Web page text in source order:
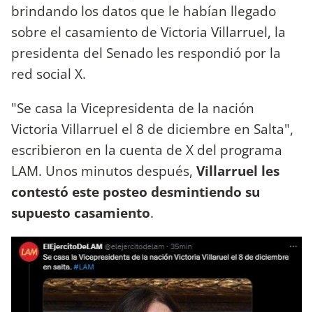
brindando los datos que le habían llegado
sobre el casamiento de Victoria Villarruel, la
presidenta del Senado les respondió por la
red social X.
"Se casa la Vicepresidenta de la nación
Victoria Villarruel el 8 de diciembre en Salta",
escribieron en la cuenta de X del programa
LAM. Unos minutos después, Villarruel les
contestó este posteo desmintiendo su
supuesto casamiento.